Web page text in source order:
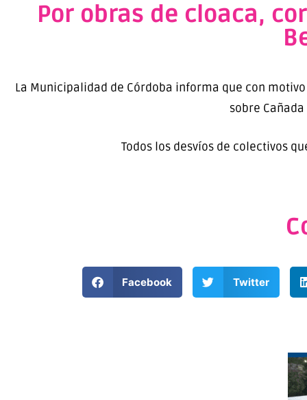
Por obras de cloaca,
La Municipalidad de Córdoba informa que con
sobre
Todos los desvíos de colectivos
Facebook Twitter